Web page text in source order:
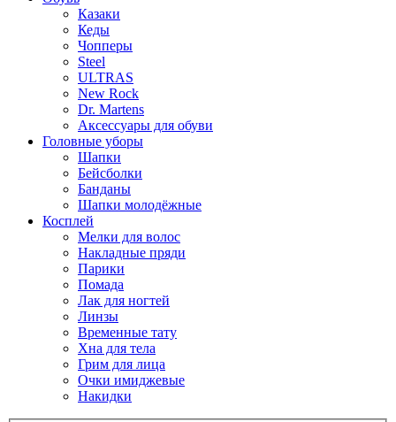
Казаки
Кеды
Чопперы
Steel
ULTRAS
New Rock
Dr. Martens
Аксессуары для обуви
Головные уборы
Шапки
Бейсболки
Банданы
Шапки молодёжные
Косплей
Мелки для волос
Накладные пряди
Парики
Помада
Лак для ногтей
Линзы
Временные тату
Хна для тела
Грим для лица
Очки имиджевые
Накидки